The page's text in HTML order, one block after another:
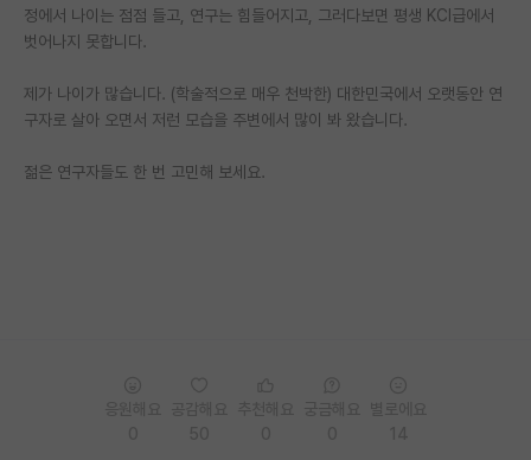
학술 정보 게시판
커리어
유학교육
정에서 나이는 점점 들고, 연구는 힘들어지고, 그러다보면 평생 KCI급에서
벗어나지 못합니다.
제가 나이가 많습니다. (학술적으로 매우 천박한) 대한민국에서 오랫동안 연
구자로 살아 오면서 저런 모습을 주변에서 많이 봐 왔습니다.
젊은 연구자들도 한 번 고민해 보세요.